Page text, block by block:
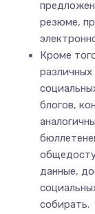
резюме,
Кроме
блогов,
данные,
собирать.